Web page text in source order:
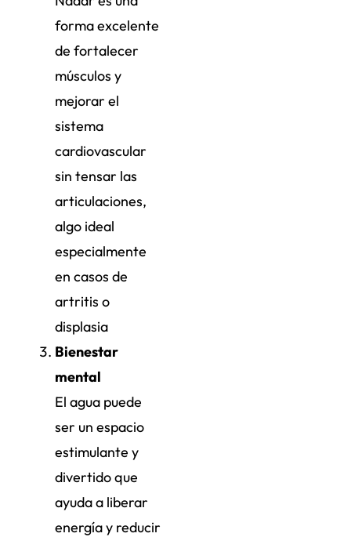
forma excelente
de fortalecer
músculos y
mejorar el
sistema
cardiovascular
sin tensar las
articulaciones,
algo ideal
especialmente
en casos de
artritis o
displasia
Bienestar
mental
El agua puede
ser un espacio
estimulante y
divertido que
ayuda a liberar
energía y reducir